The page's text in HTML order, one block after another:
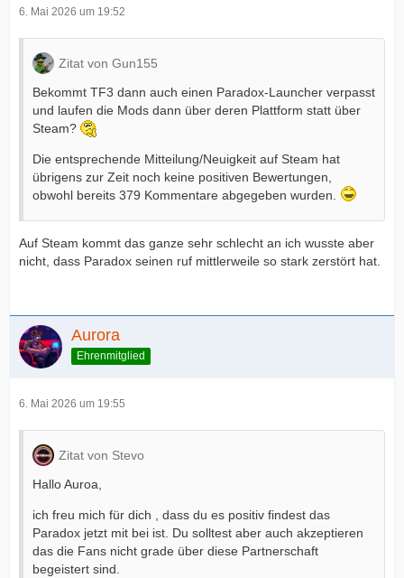
6. Mai 2026 um 19:52
Zitat von Gun155
Bekommt TF3 dann auch einen Paradox-Launcher verpasst
und laufen die Mods dann über deren Plattform statt über
Steam?
Die entsprechende Mitteilung/Neuigkeit auf Steam hat
übrigens zur Zeit noch keine positiven Bewertungen,
obwohl bereits 379 Kommentare abgegeben wurden.
Auf Steam kommt das ganze sehr schlecht an ich wusste aber
nicht, dass Paradox seinen ruf mittlerweile so stark zerstört hat.
Aurora
Ehrenmitglied
6. Mai 2026 um 19:55
Zitat von Stevo
Hallo Auroa,
ich freu mich für dich , dass du es positiv findest das
Paradox jetzt mit bei ist. Du solltest aber auch akzeptieren
das die Fans nicht grade über diese Partnerschaft
begeistert sind.